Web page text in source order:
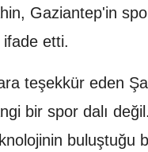
Gaziantep'in
ifade etti.
teşekkür eden
bir spor dalı
buluştuğu